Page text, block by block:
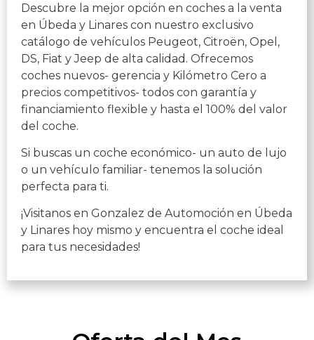
Descubre la mejor opción en coches a la venta
en Úbeda y Linares con nuestro exclusivo
catálogo de vehículos Peugeot, Citroën, Opel,
DS, Fiat y Jeep de alta calidad. Ofrecemos
coches nuevos- gerencia y Kilómetro Cero a
precios competitivos- todos con garantía y
financiamiento flexible y hasta el 100% del valor
del coche.
Si buscas un coche económico- un auto de lujo
o un vehículo familiar- tenemos la solución
perfecta para ti.
¡Visitanos en Gonzalez de Automoción en Úbeda
y Linares hoy mismo y encuentra el coche ideal
para tus necesidades!